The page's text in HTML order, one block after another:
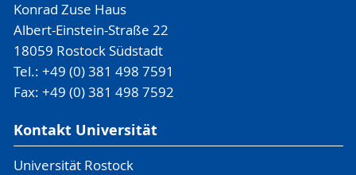
Konrad Zuse Haus
Albert-Einstein-Straße 22
18059 Rostock Südstadt
Tel.: +49 (0) 381 498 7591
Fax: +49 (0) 381 498 7592
Kontakt Universität
Universität Rostock